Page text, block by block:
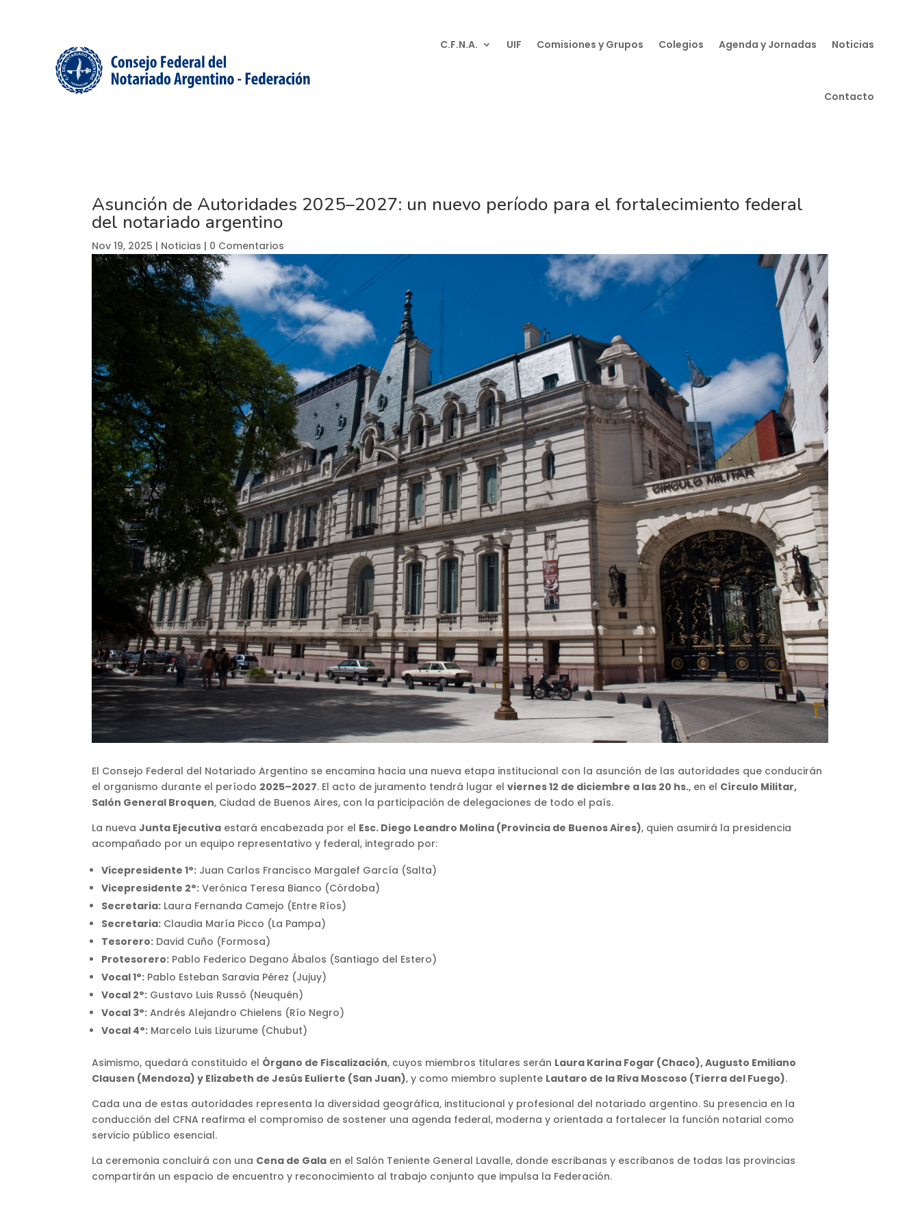
C.F.N.A. UIF Comisiones y Grupos Colegios Agenda y Jornadas Noticias
Contacto
Asunción de Autoridades 2025–2027: un nuevo período para el fortalecimiento federal
del notariado argentino
Nov 19, 2025 | Noticias | 0 Comentarios
El Consejo Federal del Notariado Argentino se encamina hacia una nueva etapa institucional con la asunción de las autoridades que conducirán
el organismo durante el período 2025–2027. El acto de juramento tendrá lugar elviernes 12 de diciembre a las 20 hs., en el Círculo Militar,
Salón General Broquen, Ciudad de Buenos Aires, con la participación de delegaciones de todo el país.
La nuevaJunta Ejecutiva estará encabezada por el Esc. Diego Leandro Molina (Provincia de Buenos Aires), quien asumirá la presidencia
acompañado por un equipo representativo y federal, integrado por:
Vicepresidente 1°: Juan Carlos Francisco Margalef García (Salta)
Vicepresidente 2°: Verónica Teresa Bianco (Córdoba)
Secretaria: Laura Fernanda Camejo (Entre Ríos)
Secretaria: Claudia María Picco (La Pampa)
Tesorero: David Cuño (Formosa)
Protesorero: Pablo Federico Degano Ábalos (Santiago del Estero)
Vocal 1°: Pablo Esteban Saravia Pérez (Jujuy)
Vocal 2°: Gustavo Luis Russó (Neuquén)
Vocal 3°: Andrés Alejandro Chielens (Río Negro)
Vocal 4°: Marcelo Luis Lizurume (Chubut)
Asimismo, quedará constituido el Órgano de Fiscalización, cuyos miembros titulares serán Laura Karina Fogar (Chaco), Augusto Emiliano
Clausen (Mendoza) y Elizabeth de Jesús Eulierte (San Juan), y como miembro suplente Lautaro de la Riva Moscoso (Tierra del Fuego).
Cada una de estas autoridades representa la diversidad geográfica, institucional y profesional del notariado argentino. Su presencia en la
conducción del CFNA reafirma el compromiso de sostener una agenda federal, moderna y orientada a fortalecer la función notarial como
servicio público esencial.
La ceremonia concluirá con una Cena de Gala en el Salón Teniente General Lavalle, donde escribanas y escribanos de todas las provincias
compartirán un espacio de encuentro y reconocimiento al trabajo conjunto que impulsa la Federación.